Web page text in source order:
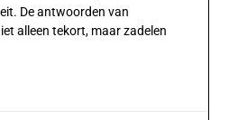
De antwoorden van
alleen tekort, maar zadelen